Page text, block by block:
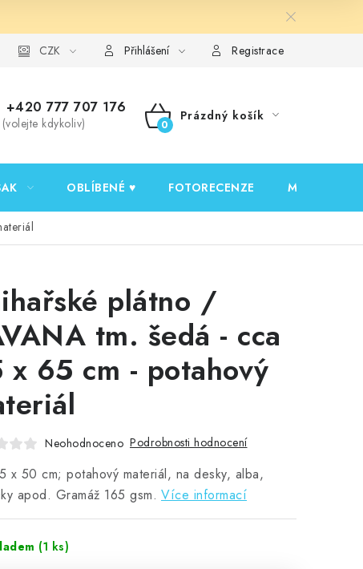
ochrany osobních údajů Ověřování recenzí
CZK Přihlášení Registrace
+420 777 707 176
(volejte kdykoliv)
NÁKUPNÍ
Prázdný košík
OBLÍBENÉ ♥️ FOTORECENZE MOJE
plátno /
tm. šedá - cca
x 65 cm - potahový
Neohodnoceno Podrobnosti hodnocení
x 50 cm; potahový materiál, na desky, alba,
apod. Gramáž 165 gsm. Více informací
(1 ks)